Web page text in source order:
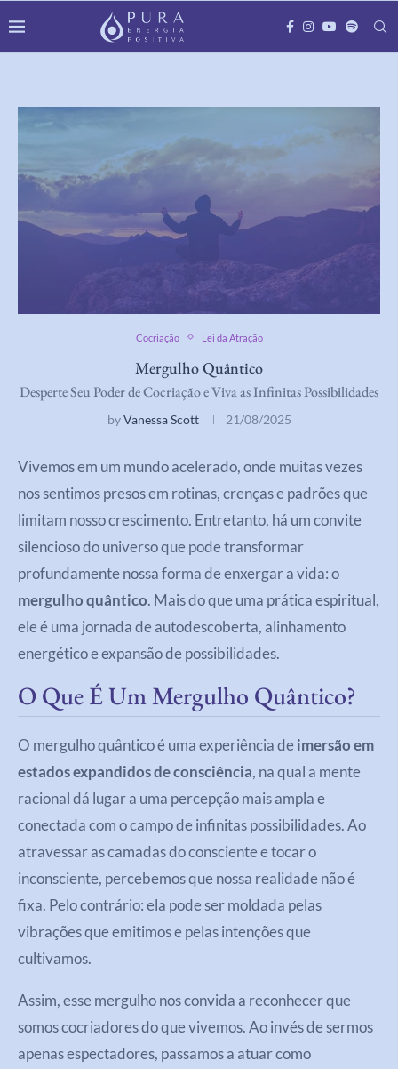
Cocriação Lei da Atração
Mergulho Quântico
Desperte Seu Poder de Cocriação e Viva as Infinitas Possibilidades
byVanessa Scott 21/08/2025
Vivemos em um mundo acelerado, onde muitas vezes
nos sentimos presos em rotinas, crenças e padrões que
limitam nosso crescimento. Entretanto, há um convite
silencioso do universo que pode transformar
profundamente nossa forma de enxergar a vida: o
mergulho quântico. Mais do que uma prática espiritual,
ele é uma jornada de autodescoberta, alinhamento
energético e expansão de possibilidades.
O Que É Um Mergulho Quântico?
O mergulho quântico é uma experiência de imersão em
estados expandidos de consciência, na qual a mente
racional dá lugar a uma percepção mais ampla e
conectada com o campo de infinitas possibilidades. Ao
atravessar as camadas do consciente e tocar o
inconsciente, percebemos que nossa realidade não é
fixa. Pelo contrário: ela pode ser moldada pelas
vibrações que emitimos e pelas intenções que
cultivamos.
Assim, esse mergulho nos convida a reconhecer que
somos cocriadores do que vivemos. Ao invés de sermos
apenas espectadores, passamos a atuar como